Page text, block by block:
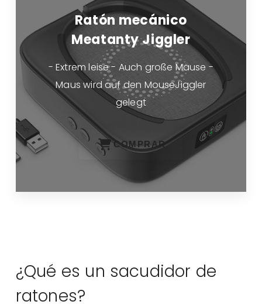
Ratón mecánico
Meatanty Jiggler
- Extrem leise - Auch große Mäuse -
Maus wird auf den MouseJiggler
gelegt
COMPRAR
¿Qué es un sacudidor de
ratones?